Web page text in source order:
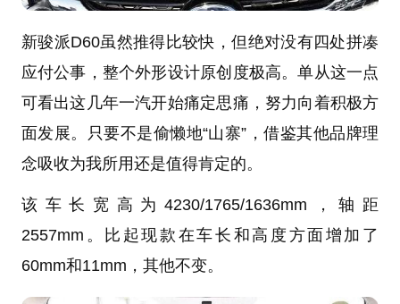
新骏派D60虽然推得比较快，但绝对没有四处拼凑
应付公事，整个外形设计原创度极高。单从这一点
可看出这几年一汽开始痛定思痛，努力向着积极方
面发展。只要不是偷懒地“山寨”，借鉴其他品牌理
念吸收为我所用还是值得肯定的。
该车长宽高为4230/1765/1636mm，轴距
2557mm。比起现款在车长和高度方面增加了
60mm和11mm，其他不变。